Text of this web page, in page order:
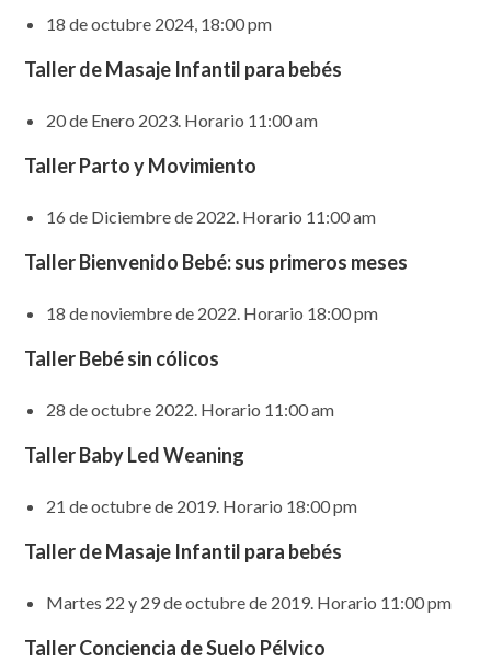
18 de octubre 2024, 18:00 pm
Taller de Masaje Infantil para bebés
20 de Enero 2023. Horario 11:00 am
Taller Parto y Movimiento
16 de Diciembre de 2022. Horario 11:00 am
Taller Bienvenido Bebé: sus primeros meses
18 de noviembre de 2022. Horario 18:00 pm
Taller Bebé sin cólicos
28 de octubre 2022. Horario 11:00 am
Taller Baby Led Weaning
21 de octubre de 2019. Horario 18:00 pm
Taller de Masaje Infantil para bebés
Martes 22 y 29 de octubre de 2019. Horario 11:00 pm
Taller Conciencia de Suelo Pélvico